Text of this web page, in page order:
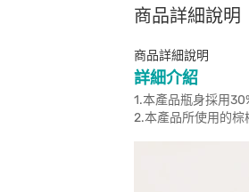
商品詳細說明
商品詳細說明
詳細介紹
1.本產品瓶身採用
2.本產品所使用的棕